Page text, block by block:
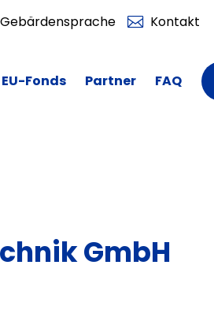
Gebärdensprache Kontakt
EU-Fonds Partner FAQ
GmbH